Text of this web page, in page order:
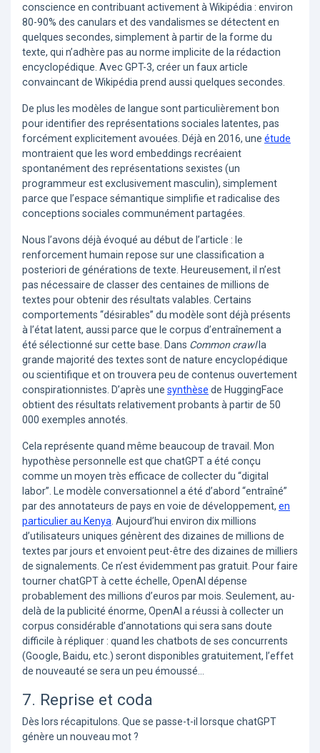
conscience en contribuant activement à Wikipédia : environ
80-90% des canulars et des vandalismes se détectent en
quelques secondes, simplement à partir de la forme du
texte, qui n’adhère pas au norme implicite de la rédaction
encyclopédique. Avec GPT-3, créer un faux article
convaincant de Wikipédia prend aussi quelques secondes.
De plus les modèles de langue sont particulièrement bon
pour identifier des représentations sociales latentes, pas
forcément explicitement avouées. Déjà en 2016, une étude
montraient que les word embeddings recréaient
spontanément des représentations sexistes (un
programmeur est exclusivement masculin), simplement
parce que l’espace sémantique simplifie et radicalise des
conceptions sociales communément partagées.
Nous l’avons déjà évoqué au début de l’article : le
renforcement humain repose sur une classification a
posteriori de générations de texte. Heureusement, il n’est
pas nécessaire de classer des centaines de millions de
textes pour obtenir des résultats valables. Certains
comportements “désirables” du modèle sont déjà présents
à l’état latent, aussi parce que le corpus d’entraînement a
été sélectionné sur cette base. Dans Common crawl la
grande majorité des textes sont de nature encyclopédique
ou scientifique et on trouvera peu de contenus ouvertement
conspirationnistes. D’après une synthèse de HuggingFace
obtient des résultats relativement probants à partir de 50
000 exemples annotés.
Cela représente quand même beaucoup de travail. Mon
hypothèse personnelle est que chatGPT a été conçu
comme un moyen très efficace de collecter du “digital
labor”. Le modèle conversationnel a été d’abord “entraîné”
par des annotateurs de pays en voie de développement, en
particulier au Kenya . Aujourd’hui environ dix millions
d’utilisateurs uniques génèrent des dizaines de millions de
textes par jours et envoient peut-être des dizaines de milliers
de signalements. Ce n’est évidemment pas gratuit. Pour faire
tourner chatGPT à cette échelle, OpenAI dépense
probablement des millions d’euros par mois. Seulement, au-
delà de la publicité énorme, OpenAI a réussi à collecter un
corpus considérable d’annotations qui sera sans doute
difficile à répliquer : quand les chatbots de ses concurrents
(Google, Baidu, etc.) seront disponibles gratuitement, l’effet
de nouveauté se sera un peu émoussé…
7. Reprise et coda
Dès lors récapitulons. Que se passe-t-il lorsque chatGPT
génère un nouveau mot ?